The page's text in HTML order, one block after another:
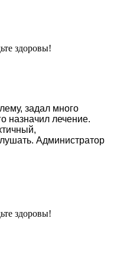
здоровы!
задал много
назначил лечение.
Администратор
здоровы!